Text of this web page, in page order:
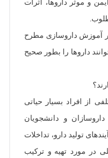
و موثر داروها، اثرات
آموزش داروسازی مطرح
داروها را بطور صحیح
از افراد بسیار حیاتی
و دانشجویان
تولید دارو، تداخلات
در مورد تهیه و ترکیب